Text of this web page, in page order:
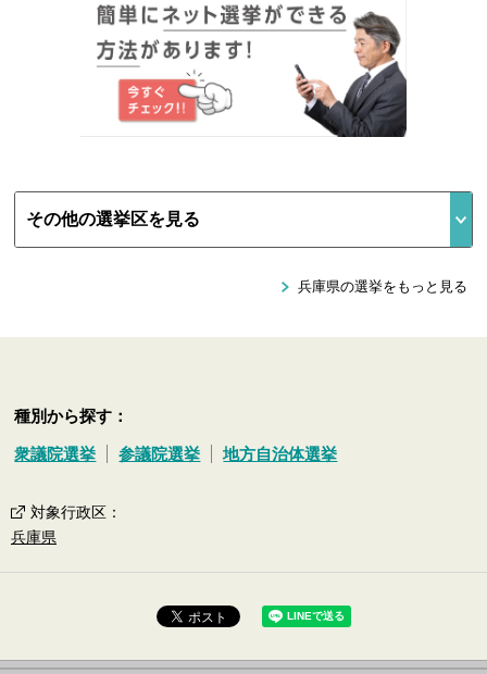
兵庫県の選挙をもっと見る
種別から探す：
衆議院選挙 参議院選挙 地方自治体選挙
対象行政区 ：
兵庫県